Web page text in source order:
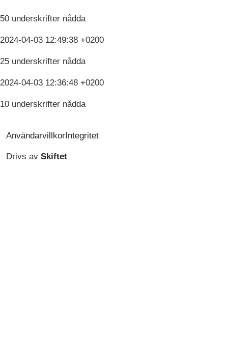
50 underskrifter nådda
2024-04-03 12:49:38 +0200
25 underskrifter nådda
2024-04-03 12:36:48 +0200
10 underskrifter nådda
AnvändarvillkorIntegritet
Drivs av Skiftet